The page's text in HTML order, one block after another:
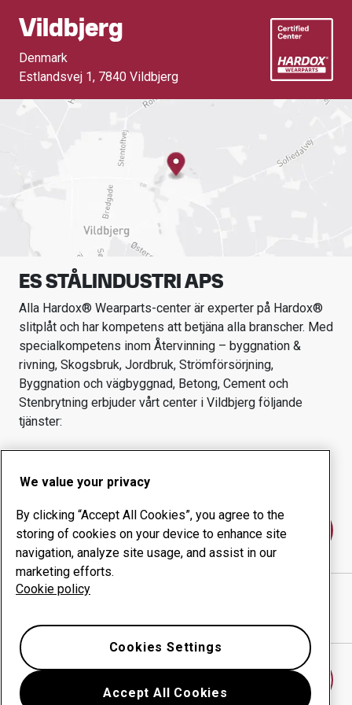
Vildbjerg
Denmark
Estlandsvej 1, 7840 Vildbjerg
ES STÅLINDUSTRI APS
Alla Hardox® Wearparts-center är experter på Hardox®
slitplåt och har kompetens att betjäna alla branscher. Med
specialkompetens inom Återvinning – byggnation &
rivning, Skogsbruk, Jordbruk, Strömförsörjning,
Byggnation och vägbyggnad, Betong, Cement och
Stenbrytning erbjuder vårt center i Vildbjerg följande
tjänster:
Slitprodukter
Konsulttjänster
Ökad driftsäkerhet
Kontakta oss
ES STÅLINDUSTRI APS
We value your privacy
By clicking “Accept All Cookies”, you agree to the
storing of cookies on your device to enhance site
navigation, analyze site usage, and assist in our
marketing efforts.
Cookie policy
Accept All Cookies
Cookies Settings